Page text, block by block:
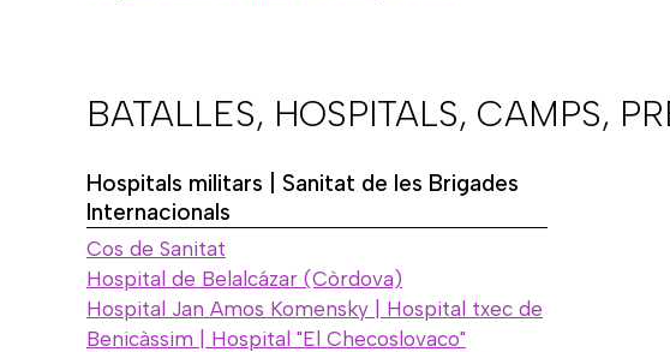
BATALLES, HOSPITALS, CAMPS,
Hospitals militars | Sanitat de les Brigades
Internacionals
Cos de Sanitat
Hospital de Belalcázar (Còrdova)
Hospital Jan Amos Komensky | Hospital txec de
Benicàssim | Hospital "El Checoslovaco"